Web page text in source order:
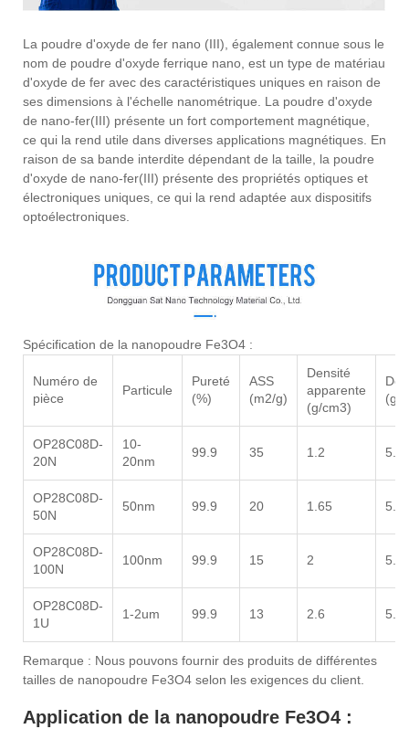
La poudre d'oxyde de fer nano (III), également connue sous le
nom de poudre d'oxyde ferrique nano, est un type de matériau
d'oxyde de fer avec des caractéristiques uniques en raison de
ses dimensions à l'échelle nanométrique. La poudre d'oxyde
de nano-fer(III) présente un fort comportement magnétique,
ce qui la rend utile dans diverses applications magnétiques. En
raison de sa bande interdite dépendant de la taille, la poudre
d'oxyde de nano-fer(III) présente des propriétés optiques et
électroniques uniques, ce qui la rend adaptée aux dispositifs
optoélectroniques.
Spécification de la nanopoudre Fe3O4 :
Numéro de
pièce
Particule
Pureté
(%)
ASS
(m2/g)
Densité
apparente
(g/cm3)
(g/
OP28C08D-
20N
10-
20nm
99.9 35 1.2 5.7
OP28C08D-
50N
50nm 99.9 20 1.65 5.7
OP28C08D-
100N
100nm 99.9 15 2 5.7
OP28C08D-
1U
1-2um 99.9 13 2.6 5.7
Remarque : Nous pouvons fournir des produits de différentes
tailles de nanopoudre Fe3O4 selon les exigences du client.
Application de la nanopoudre Fe3O4 :